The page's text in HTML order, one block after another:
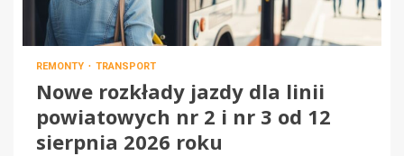
REMONTY TRANSPORT
Nowe rozkłady jazdy dla linii
powiatowych nr 2 i nr 3 od 12
sierpnia 2026 roku